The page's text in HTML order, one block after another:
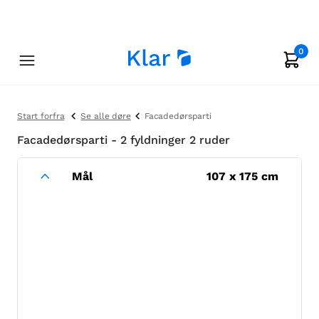
0
Start forfra Se alle døre Facadedørsparti
Facadedørsparti - 2 fyldninger 2 ruder
Mål 107 x 175 cm